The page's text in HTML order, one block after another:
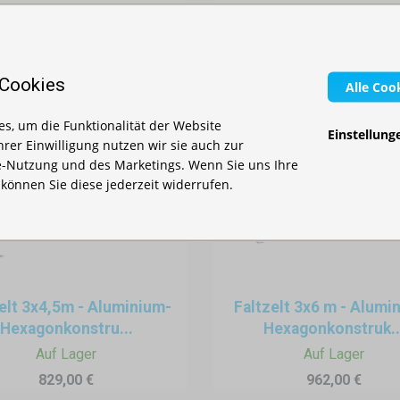
3x4,5m - Aluminium-
Hexagonkonstru...
Auf Lager
829,00 €
Faltzelt 3x6 m -
Auf Lager
962,00 €
um die Funktionalität der Website
Einwilligung nutzen wir sie auch zur
Nutzung und des Marketings. Wenn Sie uns Ihre
Sie diese jederzeit widerrufen.
Alle